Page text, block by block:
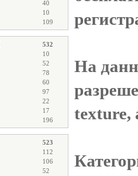
40
10
109
532
10
52
78
60
97
22
17
196
523
112
106
52
На
texture,